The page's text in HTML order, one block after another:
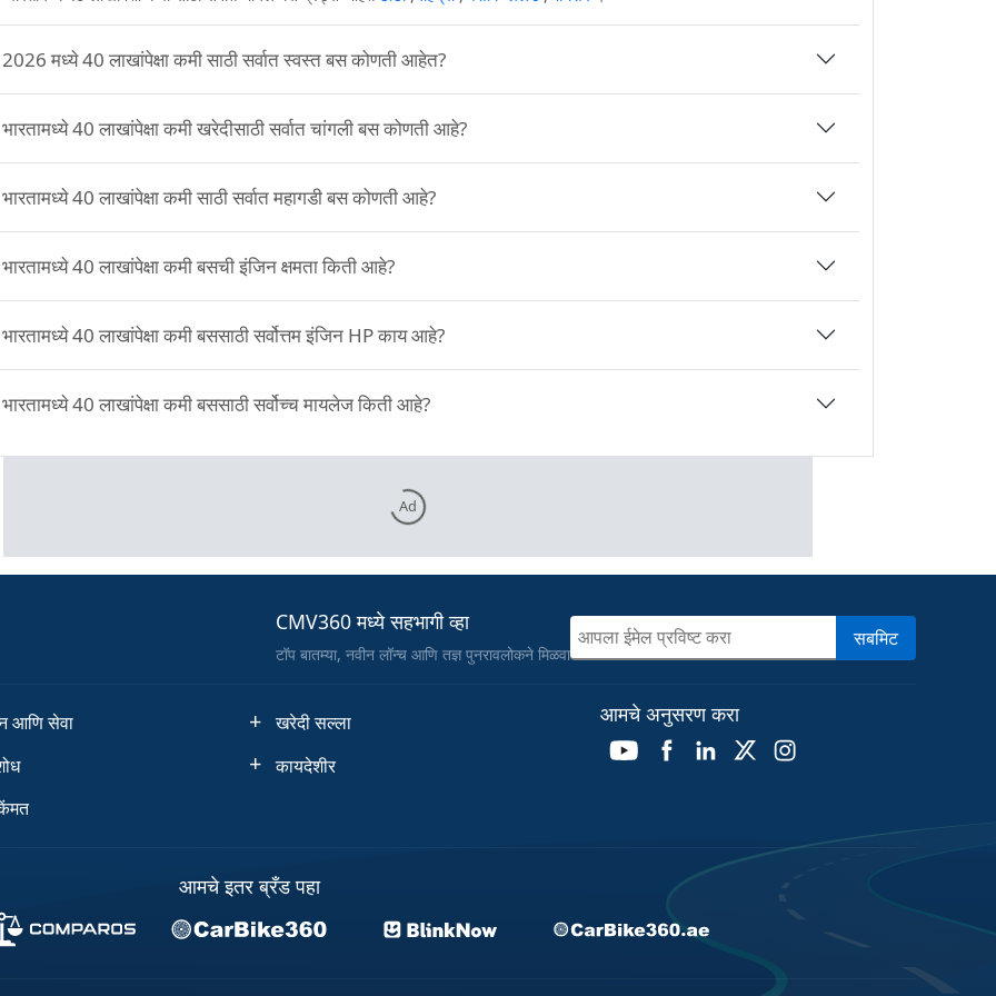
2026 मध्ये 40 लाखांपेक्षा कमी साठी सर्वात स्वस्त बस कोणती आहेत?
भारतामध्ये 40 लाखांपेक्षा कमी खरेदीसाठी सर्वात चांगली बस कोणती आहे?
भारतामध्ये 40 लाखांपेक्षा कमी साठी सर्वात महागडी बस कोणती आहे?
भारतामध्ये 40 लाखांपेक्षा कमी बसची इंजिन क्षमता किती आहे?
भारतामध्ये 40 लाखांपेक्षा कमी बससाठी सर्वोत्तम इंजिन HP काय आहे?
भारतामध्ये 40 लाखांपेक्षा कमी बससाठी सर्वोच्च मायलेज किती आहे?
Ad
CMV360 मध्ये सहभागी व्हा
टॉप बातम्या, नवीन लॉन्च आणि तज्ञ पुनरावलोकने मिळवा
सबमिट
आणि सेवा
खरेदी सल्ला
कायदेशीर
आमचे अनुसरण करा
आमचे इतर ब्रँड पहा